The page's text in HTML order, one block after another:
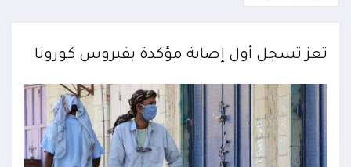
تعز تسجل أول إصابة مؤكدة بفيروس كورونا